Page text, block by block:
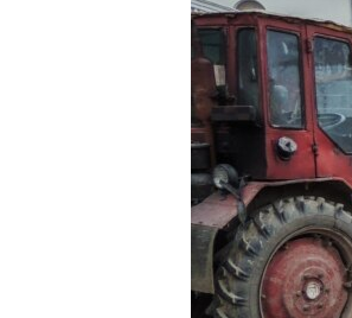
УКРАЇНСЬКА ПРОБЛЕМА КРИМУ